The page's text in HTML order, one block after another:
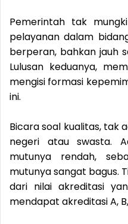
Pemerintah tak
pelayanan dalam
berperan, bahkan jauh
Lulusan keduanya,
mengisi formasi
ini.
Bicara soal kualitas, tak
negeri atau swasta.
mutunya rendah,
mutunya sangat bagus.
dari nilai akreditasi
mendapat akreditasi A,